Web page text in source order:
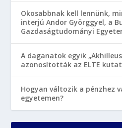
Okosabbnak kell lennünk,
interjú Andor Györggyel, a
Gazdaságtudományi
A daganatok egyik
azonosították az ELTE
Hogyan változik a pénzhez
egyetemen?